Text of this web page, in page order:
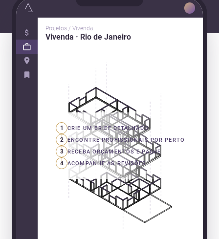
Projetos / Vivenda
Vivenda · Rio de Janeiro
1 CRIE UM BRIEF DETALHADO
2 ENCONTRE PROFISSIONAIS POR PERTO
3 RECEBA ORÇAMENTOS E PAGUE
4 ACOMPANHE AS REVISÕES